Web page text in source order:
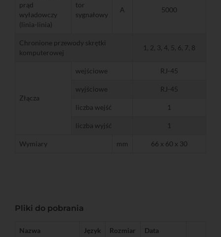
prąd
wyładowczy
(linia-linia)
tor
sygnałowy
A 5000
Chronione przewody skrętki
komputerowej
1, 2, 3, 4, 5, 6, 7, 8
Złącza
wejściowe RJ-45
wyjściowe RJ-45
liczba wejść 1
liczba wyjść 1
Wymiary mm 66 x 60 x 30
Pliki do pobrania
Nazwa Język Rozmiar Data